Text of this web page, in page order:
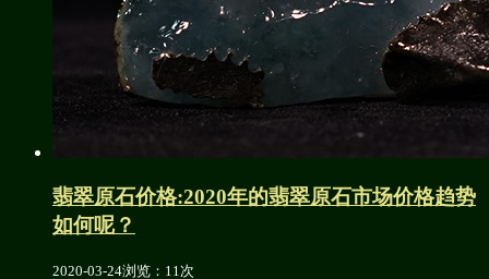
翡翠原石价格:2020年的翡翠原石市场价格趋势
如何呢？
2020-03-24浏览：11次